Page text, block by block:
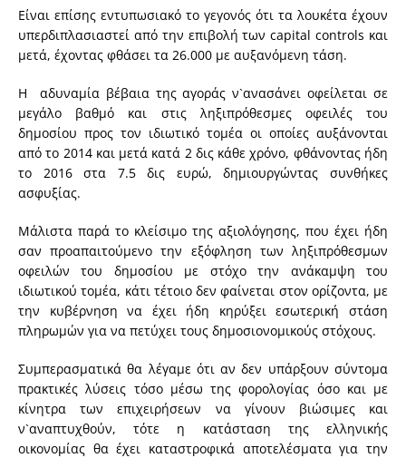
Είναι επίσης εντυπωσιακό το γεγονός ότι τα λουκέτα έχουν
υπερδιπλασιαστεί από την επιβολή των capital controls και
μετά, έχοντας φθάσει τα 26.000 με αυξανόμενη τάση.
Η αδυναμία βέβαια της αγοράς ν`ανασάνει οφείλεται σε
μεγάλο βαθμό και στις ληξιπρόθεσμες οφειλές του
δημοσίου προς τον ιδιωτικό τομέα οι οποίες αυξάνονται
από το 2014 και μετά κατά 2 δις κάθε χρόνο, φθάνοντας ήδη
το 2016 στα 7.5 δις ευρώ, δημιουργώντας συνθήκες
ασφυξίας.
Μάλιστα παρά το κλείσιμο της αξιολόγησης, που έχει ήδη
σαν προαπαιτούμενο την εξόφληση των ληξιπρόθεσμων
οφειλών του δημοσίου με στόχο την ανάκαμψη του
ιδιωτικού τομέα, κάτι τέτοιο δεν φαίνεται στον ορίζοντα, με
την κυβέρνηση να έχει ήδη κηρύξει εσωτερική στάση
πληρωμών για να πετύχει τους δημοσιονομικούς στόχους.
Συμπερασματικά θα λέγαμε ότι αν δεν υπάρξουν σύντομα
πρακτικές λύσεις τόσο μέσω της φορολογίας όσο και με
κίνητρα των επιχειρήσεων να γίνουν βιώσιμες και
ν`αναπτυχθούν, τότε η κατάσταση της ελληνικής
οικονομίας θα έχει καταστροφικά αποτελέσματα για την